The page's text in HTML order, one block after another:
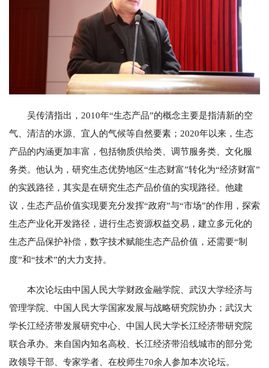
吴传清指出，2010年“生态产品”的概念主要是指清新的空
气、清洁的水源、宜人的气候等自然要素；2020年以来，生态
产品的内涵更加丰富，包括物质供给类、调节服务类、文化服
务类。他认为，研究生态优势地区“生态财富”转化为“经济财富”
的实践路径，其实是在研究生态产品价值的实现路径。他建
议，生态产品价值实现要充分发挥“政府”与“市场”的作用，探索
生态产业化开发路径，进行生态资源权益交易，建立多元化的
生态产品保护补偿，数字技术赋能生态产品价值，还需要“制
度”和“技术”的大力支持。
本次论坛由中国人民大学财政金融学院、武汉大学经济与
管理学院、中国人民大学国家发展与战略研究院协办；武汉大
学长江经济带发展研究中心、中国人民大学长江经济带研究院
联合承办。来自国内知名高校、长江经济带沿线城市的部分党
政领导干部、专家学者、在校师生70余人参加本次论坛。